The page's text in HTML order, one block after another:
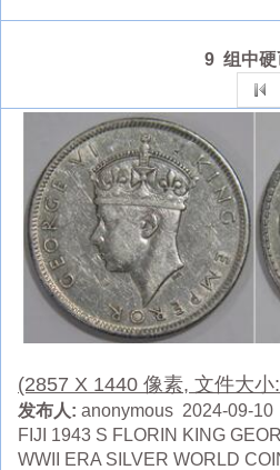
9 组中硬
(2857 X 1440 像素, 文件大小
发布人: anonymous 2024-09-10
FIJI 1943 S FLORIN KING
WWII ERA SILVER WORLD